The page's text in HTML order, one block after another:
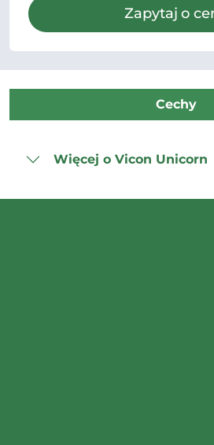
Zapytaj o
Cechy
Więcej o Vicon Unicorn